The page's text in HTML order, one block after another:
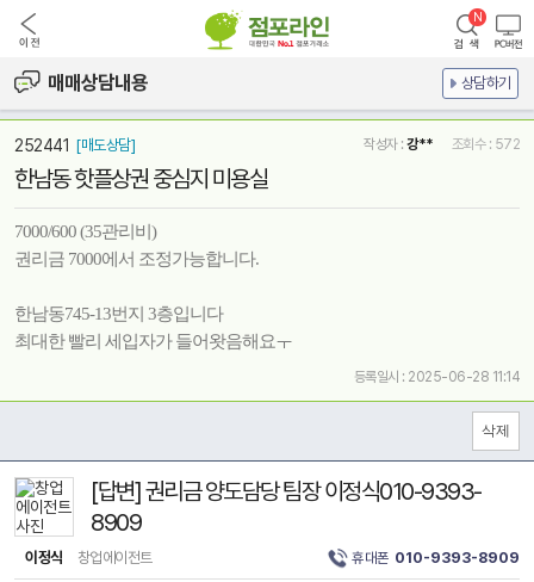
매매상담내용 상담하기
252441 [매도상담] 작성자 : 강** 조회수 : 572
한남동 핫플상권 중심지 미용실
7000/600 (35관리비)
권리금 7000에서 조정가능합니다.
한남동745-13번지 3층입니다
최대한 빨리 세입자가 들어왓음해요ㅜ
등록일시 : 2025-06-28 11:14
[답변] 권리금 양도담당 팀장 이정식010-9393-
8909
이정식 창업에이전트 휴대폰 010-9393-8909